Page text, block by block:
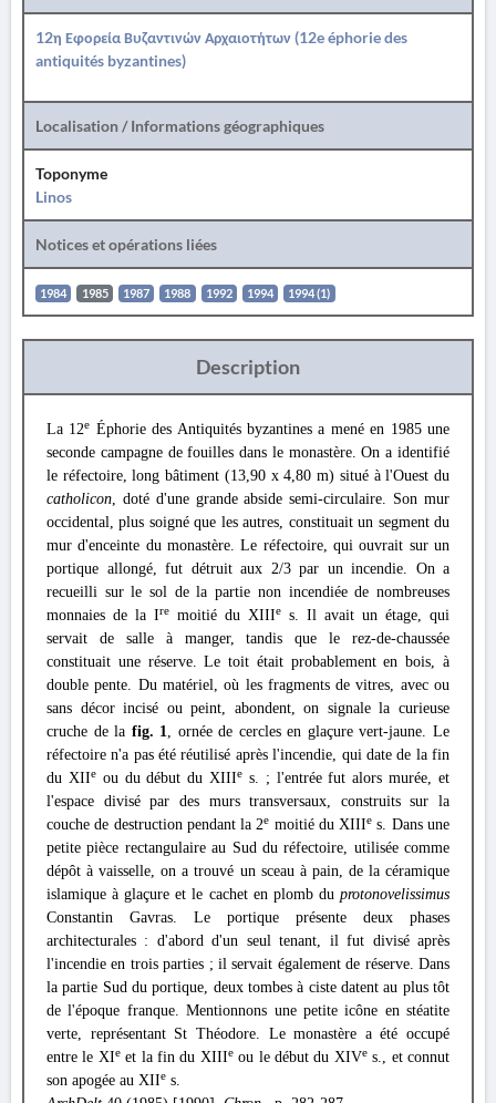
12η Εφορεία Βυζαντινών Αρχαιοτήτων (12e éphorie des
antiquités byzantines)
Localisation / Informations géographiques
Toponyme
Linos
Notices et opérations liées
1984 1985 1987 1988 1992 1994 1994 (1)
Description
La 12e Éphorie des Antiquités byzantines a mené en 1985 une
seconde campagne de fouilles dans le monastère. On a identifié
le réfectoire, long bâtiment (13,90 x 4,80 m) situé à l'Ouest du
catholicon, doté d'une grande abside semi-circulaire. Son mur
occidental, plus soigné que les autres, constituait un segment du
mur d'enceinte du monastère. Le réfectoire, qui ouvrait sur un
portique allongé, fut détruit aux 2/3 par un incendie. On a
recueilli sur le sol de la partie non incendiée de nombreuses
monnaies de la Ire moitié du XIIIe
s. Il avait un étage, qui
servait de salle à manger, tandis que le rez-de-chaussée
constituait une réserve. Le toit était probablement en bois, à
double pente. Du matériel, où les fragments de vitres, avec ou
sans décor incisé ou peint, abondent, on signale la curieuse
cruche de la fig. 1, ornée de cercles en glaçure vert-jaune. Le
réfectoire n'a pas été réutilisé après l'incendie, qui date de la fin
du XIIeou du début du XIIIe s. ; l'entrée fut alors murée, et
l'espace divisé par des murs transversaux, construits sur la
couche de destruction pendant la 2e moitié du XIIIe s. Dans une
petite pièce rectangulaire au Sud du réfectoire, utilisée comme
dépôt à vaisselle, on a trouvé un sceau à pain, de la céramique
islamique à glaçure et le cachet en plomb du protonovelissimus
Constantin Gavras. Le portique présente deux phases
architecturales : d'abord d'un seul tenant, il fut divisé après
l'incendie en trois parties ; il servait également de réserve. Dans
la partie Sud du portique, deux tombes à ciste datent au plus tôt
de l'époque franque. Mentionnons une petite icône en stéatite
verte, représentant St Théodore. Le monastère a été occupé
entre le XIeet la fin du XIIIeou le début du XIVes., et connut
son apogée au XIIe s.